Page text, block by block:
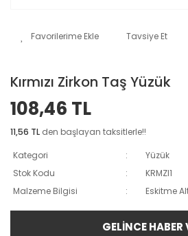
Tavsiye Et
Kırmızı Zirkon Taş Yüzük
108,46 TL
11,56 TL den başlayan taksitlerle!!
Kategori
Yüzük
Stok Kodu
KRMZI1
Malzeme Bilgisi
Eskitme
GELİNCE HABER